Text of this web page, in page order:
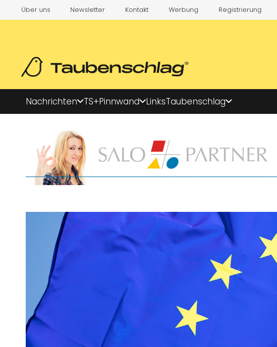
Über uns Newsletter Kontakt Werbung Registrierung
Nachrichten TS+Pinnwand LinksTaubenschlag